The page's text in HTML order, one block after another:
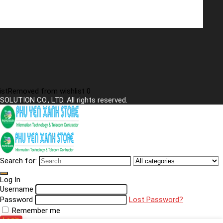
Removed from wishlist 0
SOLUTION CO., LTD. All rights reserved.
Search for:
Log In
Username
Password
Lost Password?
Remember me
Login